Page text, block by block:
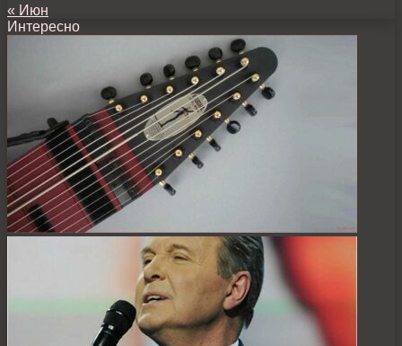
« Июн
Интересно